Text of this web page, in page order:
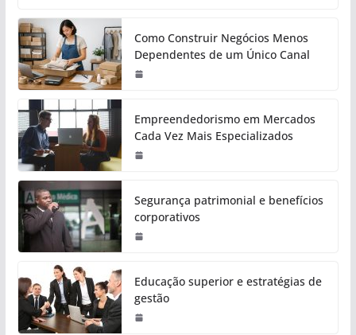
Como Construir Negócios Menos
Dependentes de um Único Canal
Empreendedorismo em Mercados
Cada Vez Mais Especializados
Segurança patrimonial e benefícios
corporativos
Educação superior e estratégias de
gestão